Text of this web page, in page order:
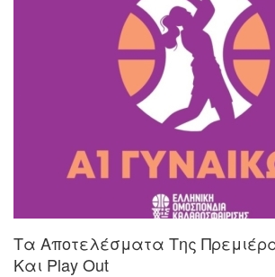
Τα Αποτελέσματα Της
Και Play Out